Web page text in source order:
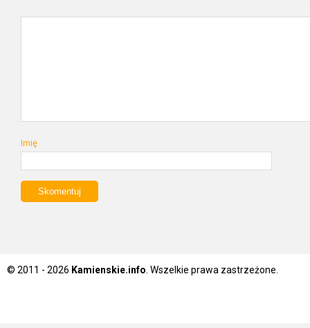
Imię
© 2011 - 2026 Kamienskie.info . Wszelkie prawa zastrzeżone.